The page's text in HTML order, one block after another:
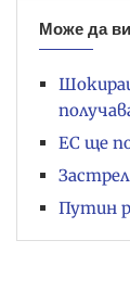
Може да
ЕС ще
Путин